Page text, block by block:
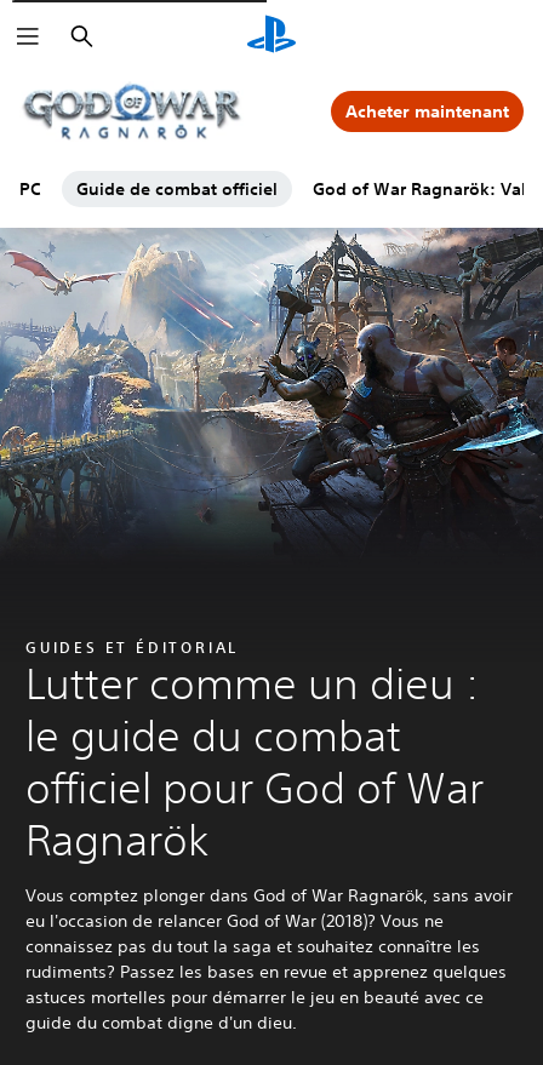
Rechercher
PC Guide de combat officiel God of War Ragnarök:
Acheter maintenant
GUIDES ET ÉDITORIAL
Lutter comme un dieu :
le guide du combat
officiel pour God of War
Ragnarök
Vous comptez plonger dans God of War Ragnarök, sans avoir
eu l'occasion de relancer God of War (2018)? Vous ne
connaissez pas du tout la saga et souhaitez connaître les
rudiments? Passez les bases en revue et apprenez quelques
astuces mortelles pour démarrer le jeu en beauté avec ce
guide du combat digne d'un dieu.